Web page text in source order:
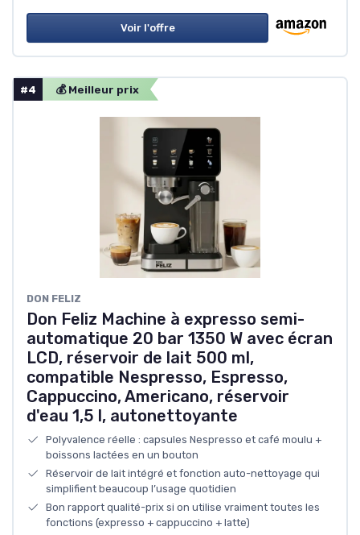
Voir l'offre
#4 💰 Meilleur prix
DON FELIZ
Don Feliz Machine à expresso semi-
automatique 20 bar 1350 W avec écran
LCD, réservoir de lait 500 ml,
compatible Nespresso, Espresso,
Cappuccino, Americano, réservoir
d'eau 1,5 l, autonettoyante
Polyvalence réelle : capsules Nespresso et café moulu +
boissons lactées en un bouton
Réservoir de lait intégré et fonction auto-nettoyage qui
simplifient beaucoup l’usage quotidien
Bon rapport qualité-prix si on utilise vraiment toutes les
fonctions (expresso + cappuccino + latte)